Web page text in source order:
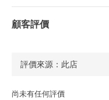
顧客評價
尚未有任何評價